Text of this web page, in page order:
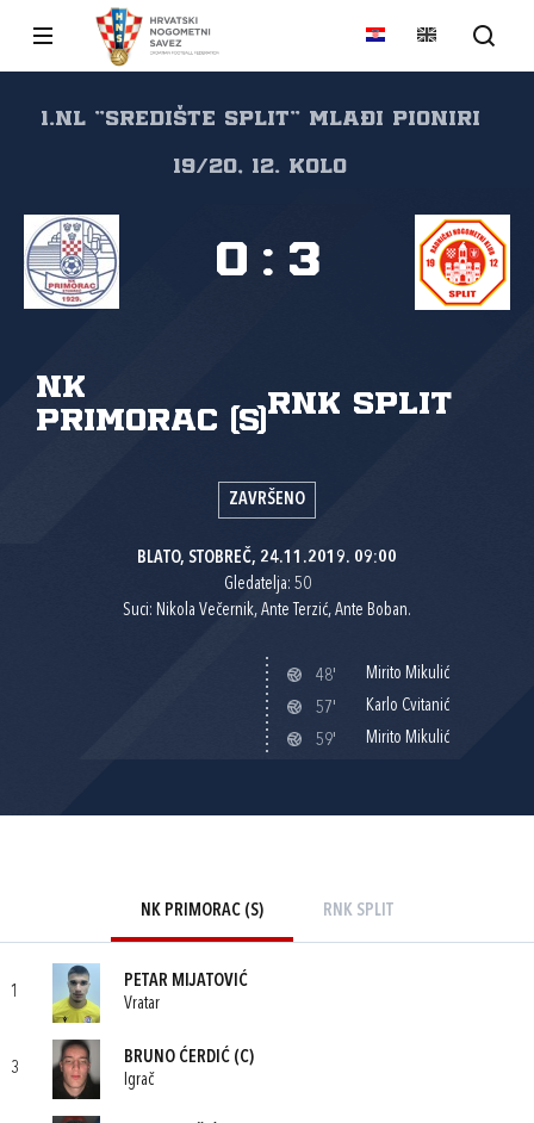
1.NL "SREDIŠTE SPLIT" Mlađi pioniri
19/20, 12. kolo
NK
Primorac (S)
RNK Split
0 : 3
ZAVRŠENO
BLATO, STOBREČ, 24.11.2019. 09:00
Gledatelja: 50
Suci: Nikola Večernik, Ante Terzić, Ante Boban.
48'
Mirito Mikulić
57'
Karlo Cvitanić
59'
Mirito Mikulić
NK PRIMORAC (S) RNK SPLIT
1
PETAR MIJATOVIĆ
Vratar
3
BRUNO ĆERDIĆ (C)
Igrač